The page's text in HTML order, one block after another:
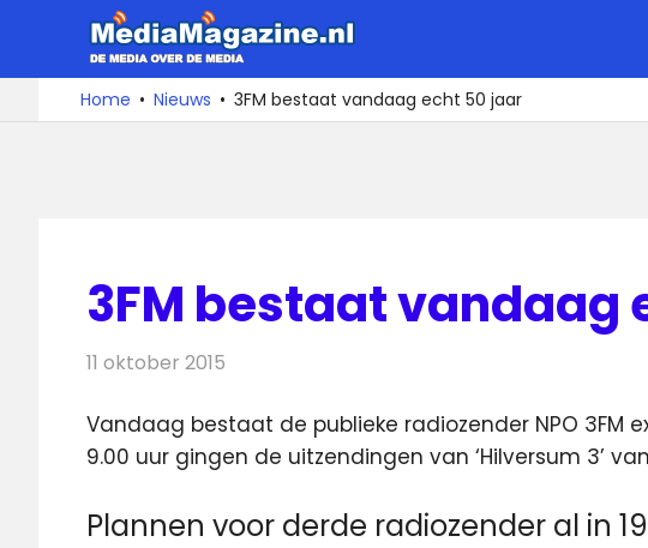
de
De
media
over
Home Nieuws 3FM bestaat vandaag echt 50 jaar
3FM bestaat vandaag
11 oktober 2015
Vandaag bestaat de publieke radiozender NPO 3FM
9.00 uur gingen de uitzendingen van ‘Hilversum 3’
Plannen voor derde radiozender al in